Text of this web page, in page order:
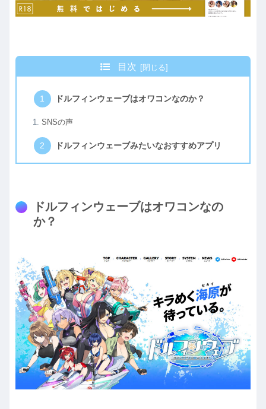
目次
ドルフィンウェーブはオワコンなのか？
SNSの声
ドルフィンウェーブみたいなおすすめアプリ
ドルフィンウェーブはオワコンなの
か？